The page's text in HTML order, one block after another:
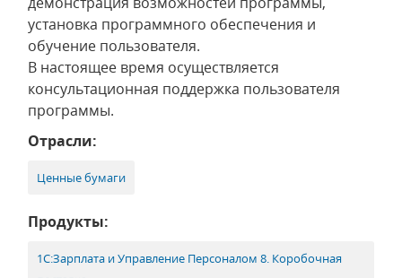
установка программного обеспечения и
обучение пользователя.
В настоящее время осуществляется
консультационная поддержка пользователя
программы.
Отрасли:
Ценные бумаги
Продукты:
1С:Зарплата и Управление Персоналом 8. Коробочная